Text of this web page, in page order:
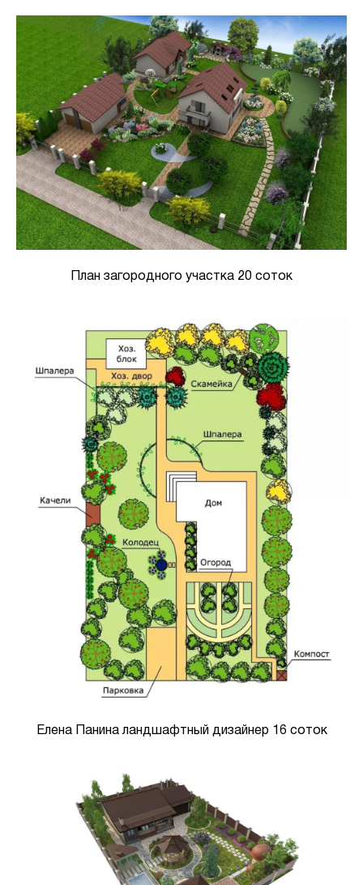
План загородного участка 20 соток
Елена Панина ландшафтный дизайнер 16 соток